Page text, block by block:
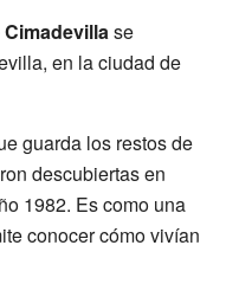
se
en la ciudad de
guarda los restos de
descubiertas en
1982. Es como una
conocer cómo vivían